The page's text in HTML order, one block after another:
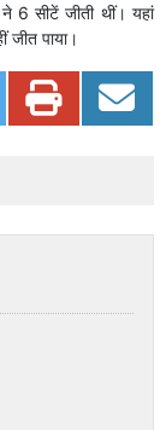
6 सीटें जीती थीं। यहां
जीत पाया।